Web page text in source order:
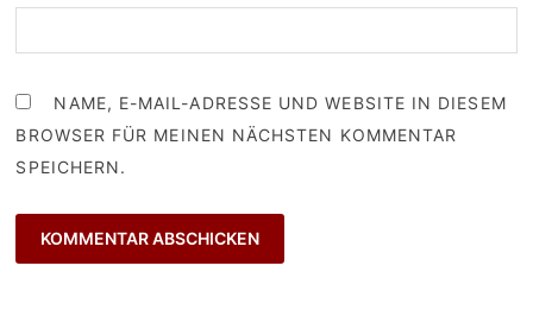
NAME, E-MAIL-ADRESSE UND WEBSITE IN DIESEM
BROWSER FÜR MEINEN NÄCHSTEN KOMMENTAR
SPEICHERN.